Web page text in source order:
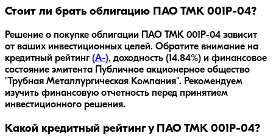
Стоит ли брать облигацию ПАО ТМК 001P-04?
Решение о покупке облигации ПАО ТМК 001P-04 зависит
от ваших инвестиционных целей. Обратите внимание на
кредитный рейтинг (A-), доходность (14.84%) и финансовое
состояние эмитента Публичное акционерное общество
"Трубная Металлургическая Компания". Рекомендуем
изучить финансовую отчетность перед принятием
инвестиционного решения.
Какой кредитный рейтинг у ПАО ТМК 001P-04?